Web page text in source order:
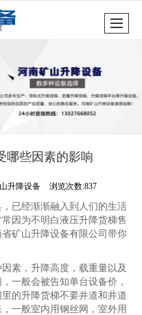
很遗憾，因您的浏览器版本过低导致无法获得最佳浏览体验，推荐下载安装谷歌浏览器！
哪些因素的影响
升降设备 浏览次数:837
已经渐渐融入到人们的生活
因为不明白液压升降货梯售
矿山升降设备有限公司带你
素，升降高度，载重量以及
一般会被告知单台设备价，
的升降货梯不要井道和井道
一般室内用钢丝网，室外用